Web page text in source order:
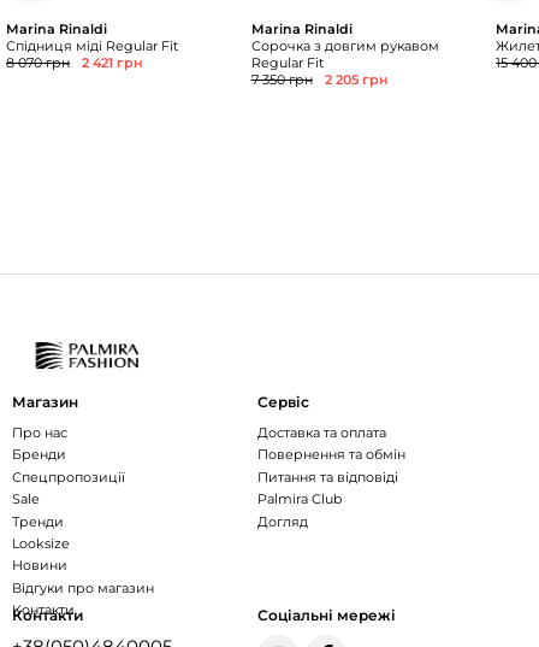
Marina Rinaldi
Спідниця міді Regular Fit
8 070 грн
2 421 грн
Marina Rinaldi
Сорочка з довгим рукавом
Regular Fit
7 350 грн
2 205 грн
15
Магазин
Про нас
Бренди
Спецпропозиції
Sale
Тренди
Looksize
Новини
Відгуки про магазин
Контакти
Сервіс
Доставка та оплата
Повернення та обмін
Питання та відповіді
Palmira Club
Догляд
Контакти Соціальні мережі